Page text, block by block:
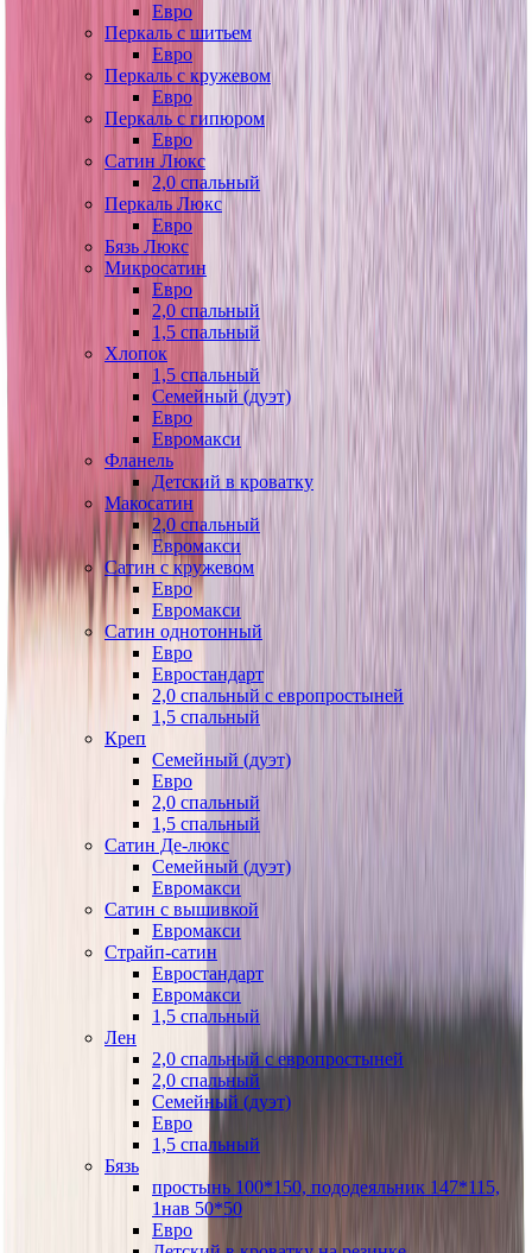
Евро
Перкаль с шитьем
Евро
Перкаль с кружевом
Евро
Перкаль с гипюром
Евро
Сатин Люкс
2,0 спальный
Перкаль Люкс
Евро
Бязь Люкс
Микросатин
Евро
2,0 спальный
1,5 спальный
Хлопок
1,5 спальный
Семейный (дуэт)
Евро
Евромакси
Фланель
Детский в кроватку
Макосатин
2,0 спальный
Евромакси
Сатин с кружевом
Евро
Евромакси
Сатин однотонный
Евро
Евростандарт
2,0 спальный с европростыней
1,5 спальный
Креп
Семейный (дуэт)
Евро
2,0 спальный
1,5 спальный
Сатин Де-люкс
Семейный (дуэт)
Евромакси
Сатин с вышивкой
Евромакси
Страйп-сатин
Евростандарт
Евромакси
1,5 спальный
Лен
2,0 спальный с европростыней
2,0 спальный
Семейный (дуэт)
Евро
1,5 спальный
Бязь
простынь 100*150, пододеяльник 147*115,
1нав 50*50
Евро